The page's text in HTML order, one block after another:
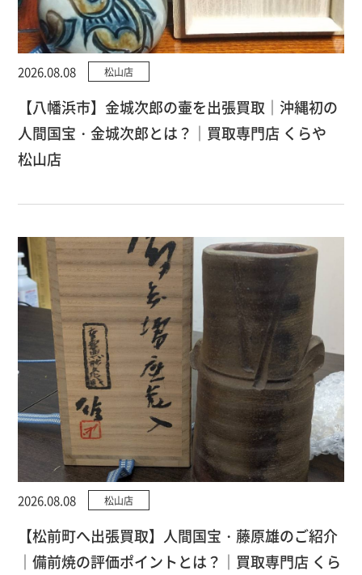
2026.08.08 松山店
【八幡浜市】金城次郎の壷を出張買取｜沖縄初の
人間国宝・金城次郎とは？｜買取専門店 くらや
松山店
2026.08.08 松山店
【松前町へ出張買取】人間国宝・藤原雄のご紹介
｜備前焼の評価ポイントとは？｜買取専門店 くら